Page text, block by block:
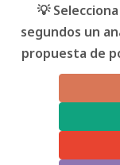
💡
segundos un
propuesta de